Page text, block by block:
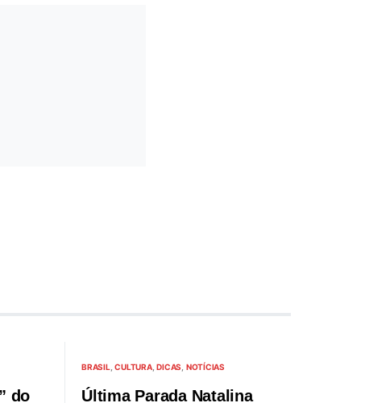
do
BRASIL CULTURA DICAS NOTÍCIAS
Última Parada Natalina